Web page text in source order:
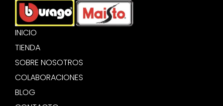
INICIO
TIENDA
SOBRE NOSOTROS
COLABORACIONES
BLOG